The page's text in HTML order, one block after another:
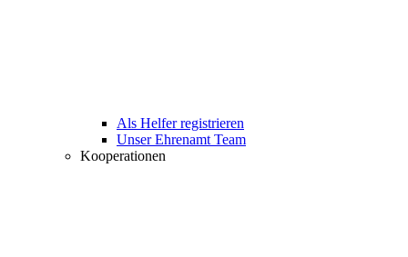
Als Helfer registrieren
Unser Ehrenamt Team
Kooperationen